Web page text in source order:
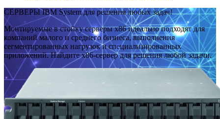
СЕРВЕРЫ IBM System для решения любых задач!
Монтируемые в стойку серверы x86 идеально подходят для
компаний малого и среднего бизнеса, выполнения
сегментированных нагрузок и специализированных
приложений. Найдите x86-сервер для решения любой задачи.